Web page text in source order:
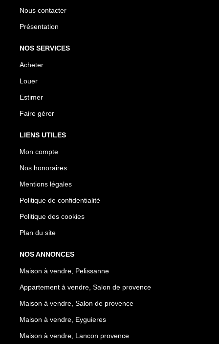
Nous contacter
Présentation
NOS SERVICES
Acheter
Louer
Estimer
Faire gérer
LIENS UTILES
Mon compte
Nos honoraires
Mentions légales
Politique de confidentialité
Politique des cookies
Plan du site
NOS ANNONCES
Maison à vendre, Pelissanne
Appartement à vendre, Salon de provence
Maison à vendre, Salon de provence
Maison à vendre, Eyguieres
Maison à vendre, Lancon provence